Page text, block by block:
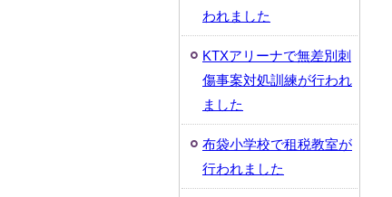
われました
KTXアリーナで無差別刺
傷事案対処訓練が行われ
ました
布袋小学校で租税教室が
行われました